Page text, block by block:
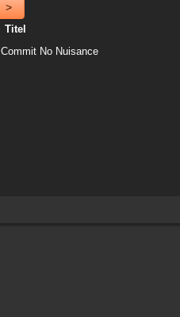
>
Titel
Commit No Nuisance